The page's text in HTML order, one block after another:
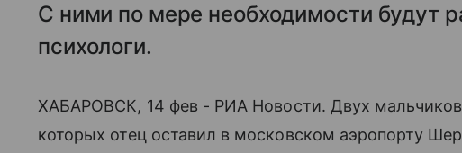
С ними по мере необходимости будут
психологи.
ХАБАРОВСК, 14 фев - РИА Новости. Двух
которых отец оставил в московском аэропорту